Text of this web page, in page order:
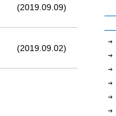
(2019.09.09)
(2019.09.02)